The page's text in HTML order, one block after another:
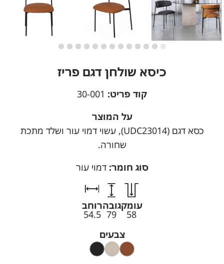
כיסא שולחן דגם פריז
קוד פריט: 30-001
על המוצר
כסא דגם (UDC23014), עשוי דמוי עור ושלד מתכת
שחורה.
סוג חומר:דמוי עור
עומק
58
גובה
79
רוחב
54.5
צבעים